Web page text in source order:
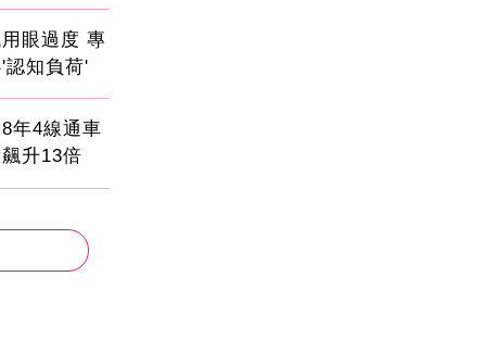
眼過度 專
認知負荷'
年4線通車
升13倍